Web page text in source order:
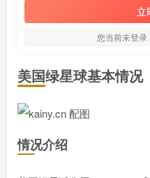
立
您当前未登
美国绿星球基本情况
情况介绍